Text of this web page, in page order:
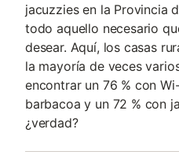
jacuzzies en la Provincia
todo aquello necesario
desear. Aquí, los casas
la mayoría de veces
encontrar un 76 % con
barbacoa y un 72 % con
¿verdad?